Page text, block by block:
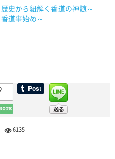
歴史から紐解く香道の神髄～
香道事始め～
6135